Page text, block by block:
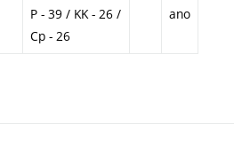
P - 39 / KK - 26 /
Cp - 26
ano